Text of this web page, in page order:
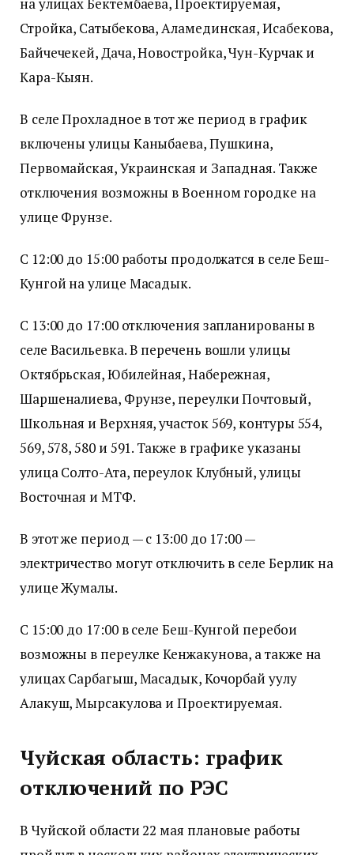
Стройка, Сатыбекова, Аламединская, Исабекова,
Байчечекей, Дача, Новостройка, Чун-Курчак и
Кара-Кыян.
В селе Прохладное в тот же период в график
включены улицы Каныбаева, Пушкина,
Первомайская, Украинская и Западная. Также
отключения возможны в Военном городке на
улице Фрунзе.
С 12:00 до 15:00 работы продолжатся в селе Беш-
Кунгой на улице Масадык.
С 13:00 до 17:00 отключения запланированы в
селе Васильевка. В перечень вошли улицы
Октябрьская, Юбилейная, Набережная,
Шаршеналиева, Фрунзе, переулки Почтовый,
Школьная и Верхняя, участок 569, контуры 554,
569, 578, 580 и 591. Также в графике указаны
улица Солто-Ата, переулок Клубный, улицы
Восточная и МТФ.
В этот же период — с 13:00 до 17:00 —
электричество могут отключить в селе Берлик на
улице Жумалы.
С 15:00 до 17:00 в селе Беш-Кунгой перебои
возможны в переулке Кенжакунова, а также на
улицах Сарбагыш, Масадык, Кочорбай уулу
Алакуш, Мырсакулова и Проектируемая.
Чуйская область: график
отключений по РЭС
В Чуйской области 22 мая плановые работы